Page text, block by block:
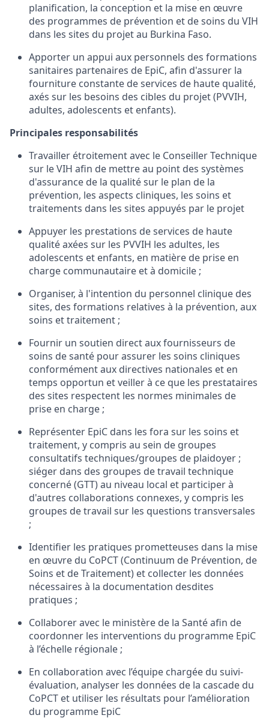
planification, la conception et la mise en œuvre
des programmes de prévention et de soins du VIH
dans les sites du projet au Burkina Faso.
Apporter un appui aux personnels des formations
sanitaires partenaires de EpiC, afin d'assurer la
fourniture constante de services de haute qualité,
axés sur les besoins des cibles du projet (PVVIH,
adultes, adolescents et enfants).
Principales responsabilités
Travailler étroitement avec le Conseiller Technique
sur le VIH afin de mettre au point des systèmes
d'assurance de la qualité sur le plan de la
prévention, les aspects cliniques, les soins et
traitements dans les sites appuyés par le projet
Appuyer les prestations de services de haute
qualité axées sur les PVVIH les adultes, les
adolescents et enfants, en matière de prise en
charge communautaire et à domicile ;
Organiser, à l'intention du personnel clinique des
sites, des formations relatives à la prévention, aux
soins et traitement ;
Fournir un soutien direct aux fournisseurs de
soins de santé pour assurer les soins cliniques
conformément aux directives nationales et en
temps opportun et veiller à ce que les prestataires
des sites respectent les normes minimales de
prise en charge ;
Représenter EpiC dans les fora sur les soins et
traitement, y compris au sein de groupes
consultatifs techniques/groupes de plaidoyer ;
siéger dans des groupes de travail technique
concerné (GTT) au niveau local et participer à
d'autres collaborations connexes, y compris les
groupes de travail sur les questions transversales
;
Identifier les pratiques prometteuses dans la mise
en œuvre du CoPCT (Continuum de Prévention, de
Soins et de Traitement) et collecter les données
nécessaires à la documentation desdites
pratiques ;
Collaborer avec le ministère de la Santé afin de
coordonner les interventions du programme EpiC
à l’échelle régionale ;
En collaboration avec l’équipe chargée du suivi-
évaluation, analyser les données de la cascade du
CoPCT et utiliser les résultats pour l’amélioration
du programme EpiC